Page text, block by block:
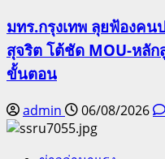
มทร.กรุงเทพ ลุยฟ้องค
สุจริต โต้ชัด MOU-หลั
ขั้นตอน
admin 06/08/2026